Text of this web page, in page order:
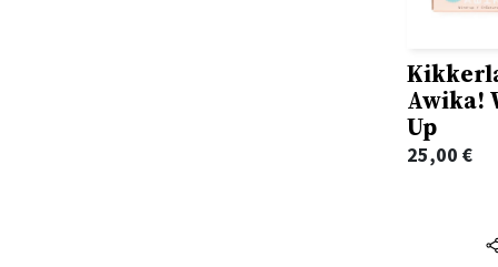
Awika!
Up
25,00 €